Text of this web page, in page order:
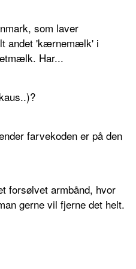
som laver
andet 'kærnemælk' i
Har...
farvekoden er på den
forsølvet armbånd, hvor
gerne vil fjerne det helt.